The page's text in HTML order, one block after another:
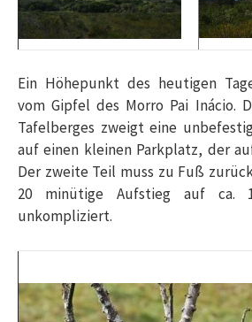
Ein Höhepunkt des heutigen
vom Gipfel des Morro Pai Inácio.
Tafelberges zweigt eine
auf einen kleinen Parkplatz, der
Der zweite Teil muss zu Fuß
20 minütige Aufstieg auf ca.
unkompliziert.